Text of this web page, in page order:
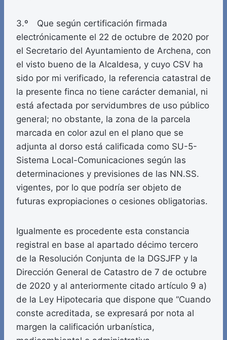
3.º Que según certificación firmada
electrónicamente el 22 de octubre de 2020 por
el Secretario del Ayuntamiento de Archena, con
el visto bueno de la Alcaldesa, y cuyo CSV ha
sido por mi verificado, la referencia catastral de
la presente finca no tiene carácter demanial, ni
está afectada por servidumbres de uso público
general; no obstante, la zona de la parcela
marcada en color azul en el plano que se
adjunta al dorso está calificada como SU-5-
Sistema Local-Comunicaciones según las
determinaciones y previsiones de las NN.SS.
vigentes, por lo que podría ser objeto de
futuras expropiaciones o cesiones obligatorias.
Igualmente es procedente esta constancia
registral en base al apartado décimo tercero
de la Resolución Conjunta de la DGSJFP y la
Dirección General de Catastro de 7 de octubre
de 2020 y al anteriormente citado artículo 9 a)
de la Ley Hipotecaria que dispone que “Cuando
conste acreditada, se expresará por nota al
margen la calificación urbanística,